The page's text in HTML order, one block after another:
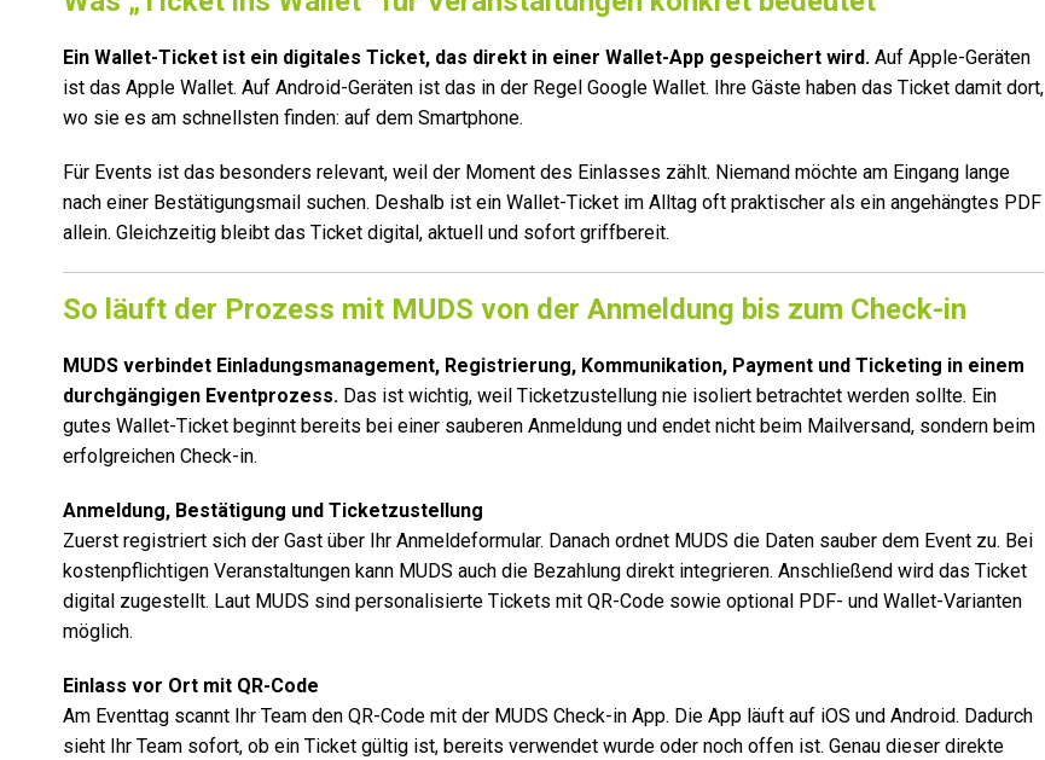
Ein Wallet-Ticket ist ein digitales Ticket, das direkt in einer Wallet-App gespeichert wird. Auf Apple-Geräten
ist das Apple Wallet. Auf Android-Geräten ist das in der Regel Google Wallet. Ihre Gäste haben das Ticket damit dort,
wo sie es am schnellsten finden: auf dem Smartphone.
Für Events ist das besonders relevant, weil der Moment des Einlasses zählt. Niemand möchte am Eingang lange
nach einer Bestätigungsmail suchen. Deshalb ist ein Wallet-Ticket im Alltag oft praktischer als ein angehängtes PDF
allein. Gleichzeitig bleibt das Ticket digital, aktuell und sofort griffbereit.
So läuft der Prozess mit MUDS von der Anmeldung bis zum Check-in
MUDS verbindet Einladungsmanagement, Registrierung, Kommunikation, Payment und Ticketing in einem
durchgängigen Eventprozess. Das ist wichtig, weil Ticketzustellung nie isoliert betrachtet werden sollte. Ein
gutes Wallet-Ticket beginnt bereits bei einer sauberen Anmeldung und endet nicht beim Mailversand, sondern beim
erfolgreichen Check-in.
Anmeldung, Bestätigung und Ticketzustellung
Zuerst registriert sich der Gast über Ihr Anmeldeformular. Danach ordnet MUDS die Daten sauber dem Event zu. Bei
kostenpflichtigen Veranstaltungen kann MUDS auch die Bezahlung direkt integrieren. Anschließend wird das Ticket
digital zugestellt. Laut MUDS sind personalisierte Tickets mit QR-Code sowie optional PDF- und Wallet-Varianten
möglich.
Einlass vor Ort mit QR-Code
Am Eventtag scannt Ihr Team den QR-Code mit der MUDS Check-in App. Die App läuft auf iOS und Android. Dadurch
sieht Ihr Team sofort, ob ein Ticket gültig ist, bereits verwendet wurde oder noch offen ist. Genau dieser direkte